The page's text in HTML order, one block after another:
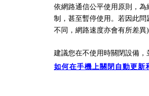
依網路通信公平使用原則，
制， 甚至暫停使用。 若因此問
不同， 網路速度亦會有所差異
建議您在不使用時關閉設備，
如何在手機上關閉自動更新